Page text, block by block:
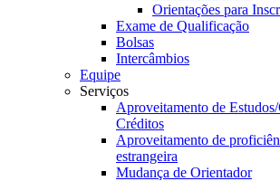
Orientações para
Exame de Qualificação
Bolsas
Intercâmbios
Equipe
Serviços
Aproveitamento de
Créditos
Aproveitamento de
estrangeira
Mudança de Orientador